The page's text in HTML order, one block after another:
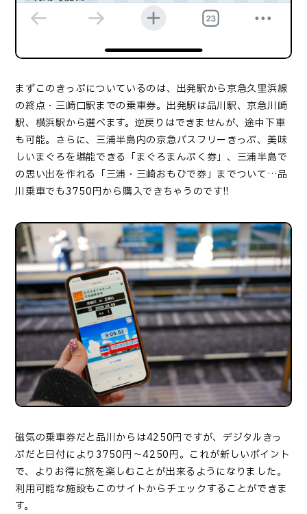
まずこのきっぷについているのは、出発駅から京急久里浜線
の終点・三崎口駅までの乗車券。出発駅は品川駅、京急川崎
駅、横浜駅から選べます。逆戻りはできませんが、途中下車
も可能。さらに、三浦半島内の京急バスフリーきっぷ、美味
しいまぐろを堪能できる「まぐろまんぷく券」、三浦半島で
の思い出を作れる「三浦・三崎おもひで券」までついて…品
川乗車でも3750円から購入できちゃうのです!!
磁気の乗車券だと品川からは4250円ですが、デジタルきっ
ぷだと日付により 3750円～4250円。これが新しいポイント
で、よりお得に旅を楽しむことが出来るようになりました。
利用可能な施設もこのサイトからチェックすることができま
す。